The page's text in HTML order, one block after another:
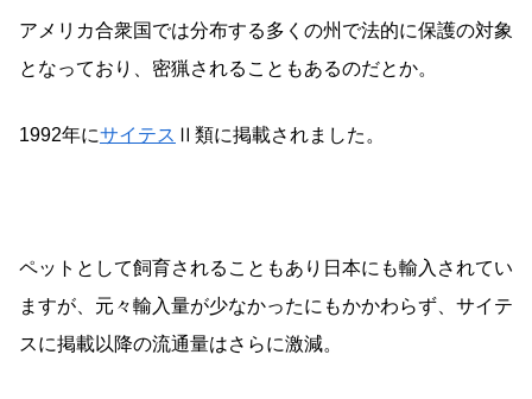
アメリカ合衆国では分布する多くの州で法的に保護の対象
となっており、密猟されることもあるのだとか。
1992年にサイテス Ⅱ類に掲載されました。
ペットとして飼育されることもあり日本にも輸入されてい
ますが、元々輸入量が少なかったにもかかわらず、サイテ
スに掲載以降の流通量はさらに激減。